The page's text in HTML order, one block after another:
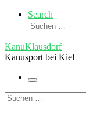
Search
Suche
KanuKlausdorf
Kanusport bei Kiel
Menü
Suche